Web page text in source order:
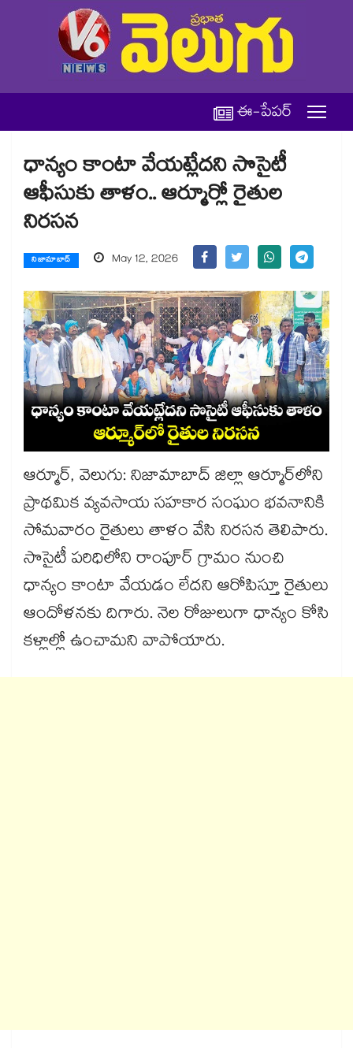
ఈ-పేపర్
ధాన్యం కాంటా వేయట్లేదని సొసైటీ
ఆఫీసుకు తాళం.. ఆర్మూర్లో రైతుల
నిరసన
నిజామాబాద్ May 12, 2026
ఆర్మూర్, వెలుగు: నిజామాబాద్ జిల్లా ఆర్మూర్‌‌లోని
ప్రాథమిక వ్యవసాయ సహకార సంఘం భవనానికి
సోమవారం రైతులు తాళం వేసి నిరసన తెలిపారు.
సొసైటీ పరిధిలోని రాంపూర్ గ్రామం నుంచి
ధాన్యం కాంటా వేయడం లేదని ఆరోపిస్తూ రైతులు
ఆందోళనకు దిగారు. నెల రోజులుగా ధాన్యం కోసి
కళ్లాల్లో ఉంచామని వాపోయారు.